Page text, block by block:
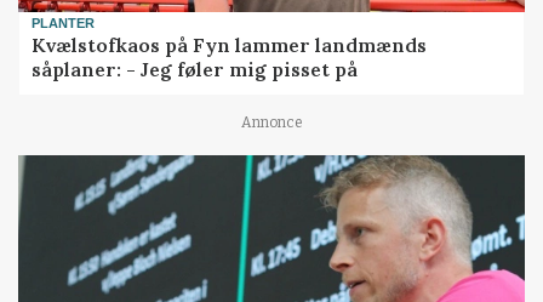
PLANTER
Kvælstofkaos på Fyn lammer landmænds
såplaner: - Jeg føler mig pisset på
Annonce